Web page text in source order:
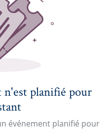
planifié pour
événement planifié pour